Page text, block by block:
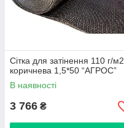
Сітка для затінення 110 г/м2
коричнева 1,5*50 “AГРОС”
В наявності
3 766 ₴